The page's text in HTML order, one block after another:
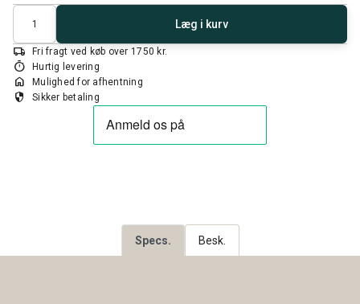
Antal
Læg i kurv
local_shipping Fri fragt ved køb over 1750 kr.
timer Hurtig levering
home Mulighed for afhentning
security Sikker betaling
Specs. Besk.